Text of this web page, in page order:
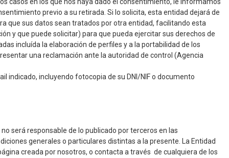
previo a su retirada. Si lo solicita, esta entidad dejará de
que sus datos sean tratados por otra entidad, facilitando esta
y que puede solicitar) para que pueda ejercitar sus derechos de
incluída la elaboración de perfiles y a la portabilidad de los
una reclamación ante la autoridad de control (Agencia
indicado, incluyendo fotocopia de su DNI/NIF o documento
será responsable de lo publicado por terceros en las
generales o particulares distintas a la presente. La Entidad
creada por nosotros, o contacta a través de cualquiera de los